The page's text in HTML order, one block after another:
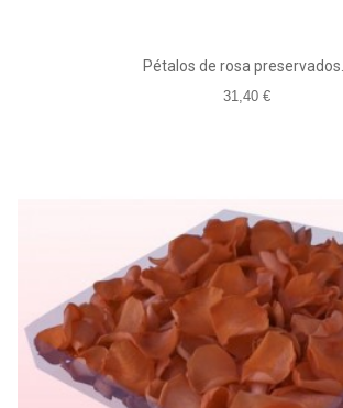
Pétalos de rosa preservados...
31,40 €